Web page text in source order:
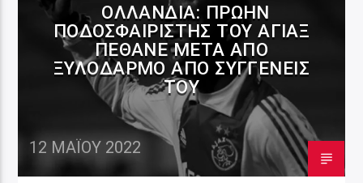
ΟΛΛΑΝΔΊΑ: ΠΡΏΗΝ
ΠΟΔΟΣΦΑΙΡΙΣΤΉΣ ΤΟΥ ΆΓΙΑΞ
ΠΈΘΑΝΕ ΜΕΤΆ ΑΠΌ
ΞΥΛΟΔΑΡΜΌ ΑΠΌ ΣΥΓΓΕΝΕΊΣ
ΤΟΥ
12 ΜΑΪ́ΟΥ 2022